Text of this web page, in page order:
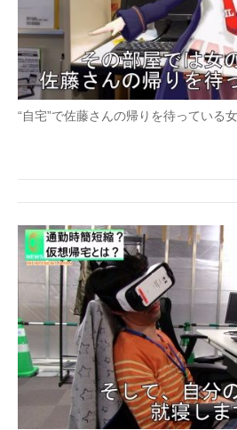
“自宅”で佐藤さんの帰りを待っている